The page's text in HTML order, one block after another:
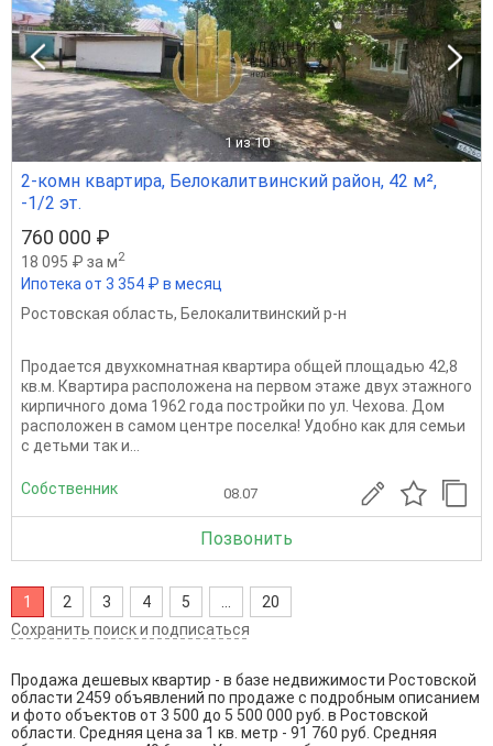
1 из 10
2-комн квартира, Белокалитвинский район, 42 м²,
-1/2 эт.
760 000 ₽
18 095 ₽ за м2
Ипотека от 3 354 ₽ в месяц
Ростовская область, Белокалитвинский р-н
Продается двухкомнатная квартира общей площадью 42,8
кв.м. Квартира расположена на первом этаже двух этажного
кирпичного дома 1962 года постройки по ул. Чехова. Дом
расположен в самом центре поселка! Удобно как для семьи
с детьми так и...
Собственник 08.07
Позвонить
1 2 3 4 5
20
Сохранить поиск и подписаться
Продажа дешевых квартир - в базе недвижимости Ростовской
области 2459 объявлений по продаже с подробным описанием
и фото объектов от 3 500 до 5 500 000 руб. в Ростовской
области. Средняя цена за 1 кв. метр - 91 760 руб. Средняя